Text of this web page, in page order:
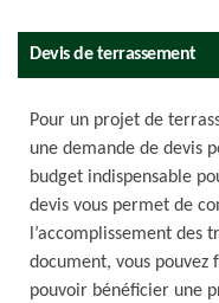
Devis de terrassement
Pour un projet de
une demande de devis
budget indispensable
devis vous permet de
l’accomplissement des
document, vous
pouvoir bénéficier une